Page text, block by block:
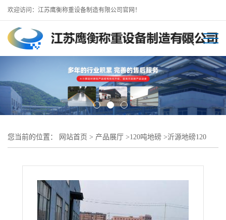
欢迎访问：江苏鹰衡称重设备制造有限公司官网！
您当前的位置： 网站首页 > 产品展厅 >120吨地磅 >沂源地磅120